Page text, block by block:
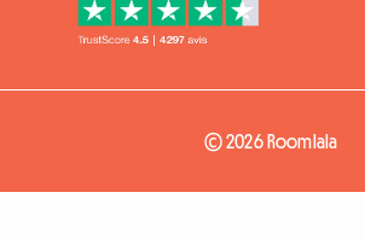
© 2026 Roomlala